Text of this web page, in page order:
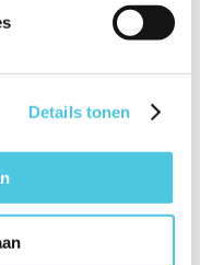
Details tonen
Net als de man en vrouw
neemt vanuit je hart
van buitenaf, houden
De engel op de
het universum je
berg op de achtergrond
en dieptepunten en